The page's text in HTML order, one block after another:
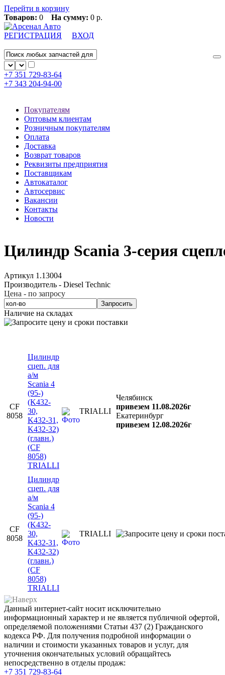
Перейти в корзину
Товаров: 0 На сумму: 0 р.
РЕГИСТРАЦИЯ ВХОД
+7 351 729-83-64
+7 343 204-94-00
Покупателям
Оптовым клиентам
Розничным покупателям
Оплата
Доставка
Возврат товаров
Реквизиты предприятия
Поставщикам
Автокаталог
Автосервис
Вакансии
Контакты
Новости
Цилиндр Scania 3-серия
Артикул 1.13004
Производитель - Diesel Technic
Цена - по запросу
Запросить
Наличие на складах
CF
8058
Цилиндр
сцеп. для
а/м
Scania 4
(95-)
(K432-
30,
K432-31,
K432-32)
(главн.)
(CF
8058)
TRIALLI
TRIALLI
Челябинск
привезем 11.08.2026г
Екатеринбург
привезем 12.08.2026г
CF
8058
Цилиндр
сцеп. для
а/м
Scania 4
(95-)
(K432-
30,
K432-31,
K432-32)
(главн.)
(CF
8058)
TRIALLI
TRIALLI
Данный интернет-сайт носит исключительно
информационный характер и не является публичной офертой,
определяемой положениями Статьи 437 (2) Гражданского
кодекса РФ. Для получения подробной информации о
наличии и стоимости указанных товаров и услуг, для
уточнения окончательных условий обращайтесь
непосредственно в отделы продаж:
+7 351 729-83-64